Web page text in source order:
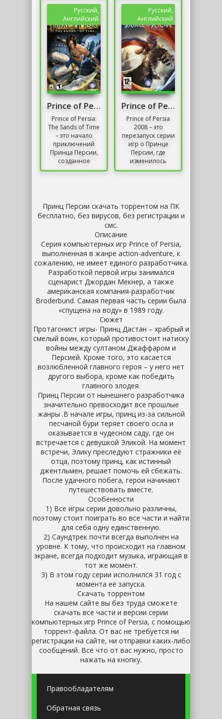
оригинала,...
Within. Также,...
Русский,
Английский
Prince of Persia: The Sands of Time
Prince of Persia:
The Sands of Time
– это начало
приключений
Принца Персии,
созданное
Ubisoft и
мир, где...
Русский,
Английский
Prince of Persia
Prince of Persia
2008 – это
перезапуск серии
игр о Принце
Персии, где
изменилось
множество
более,
изменился
сюжет,...
Принц Персии скачать торрентом на ПК
бесплатно, без вирусов, без регистрации и
смс.
Описание
Серия компьютерных игр Prince of Persia,
выполненная в жанре action-adventure, к
сожалению, не имеет единого разработчика.
Разработкой первой игры занимался
сценарист Джордан Мекнер, а также
американская компания-разработчик
Broderbund. Самая первая часть серии была
«спущена на воду» в 1989 году.
Сюжет
Протагонист игры- Принц Дастан – храбрый и
смелый воин, который противостоит натиску
войны между султаном Джаффаром и
Персией. Кроме того, это касается
возлюбленной главного героя – у него нет
другого выбора, кроме как победить
главного злодея.
Принц Персии от нынешнего разработчика
значительно превосходит все прошлые
жанры .В начале игры, принц из-за сильной
песчаной бури теряет своего осла и
оказывается в чудесном саду, где он
встречается с девушкой Эликой. На момент
встречи, Элику преследуют стражники её
отца, поэтому принц, как истинный
джентльмен, решает помочь ей сбежать.
После удачного побега, герои начинают
путешествовать вместе.
Особенности
1) Все игры серии довольно различны,
поэтому стоит поиграть во все части и найти
для себя одну единственную.
2) Саундтрек почти всегда выполнен на
уровне. К тому, что происходит на главном
экране, всегда подходит музыка, играющая в
тот же момент.
3) В этом году серии исполнился 31 год с
момента её запуска.
Скачать торрентом
На нашем сайте вы без труда сможете
скачать все части и версии серии
компьютерных игр Prince of Persia, с помощью
торрент-файла. От вас не требуется ни
регистрации на сайте, ни отправки каких-либо
сообщений. Всё что от вас нужно, просто
нажать на кнопку.
Правообладателям
Обратная связь